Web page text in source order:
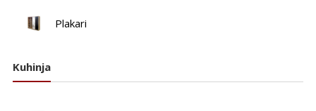
Plakari
Kuhinja